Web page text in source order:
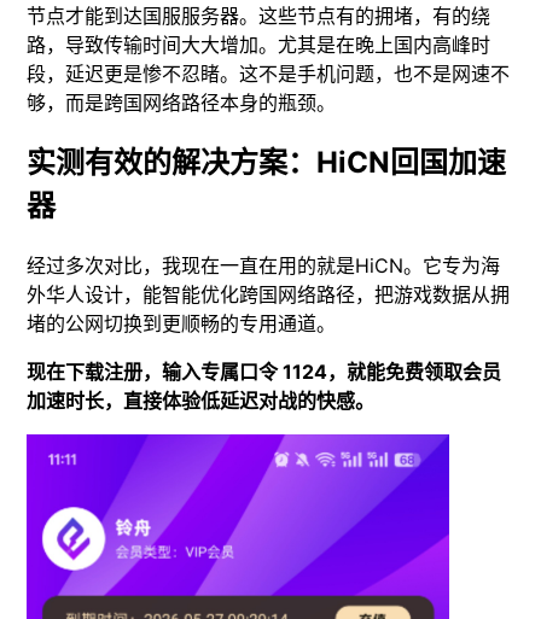
节点才能到达国服服务器。这些节点有的拥堵，有的绕
路，导致传输时间大大增加。尤其是在晚上国内高峰时
段，延迟更是惨不忍睹。这不是手机问题，也不是网速不
够，而是跨国网络路径本身的瓶颈。
实测有效的解决方案：HiCN回国加速
器
经过多次对比，我现在一直在用的就是HiCN。它专为海
外华人设计，能智能优化跨国网络路径，把游戏数据从拥
堵的公网切换到更顺畅的专用通道。
现在下载注册，输入专属口令 1124，就能免费领取会员
加速时长，直接体验低延迟对战的快感。